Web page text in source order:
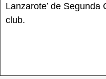
Lanzarote’ de
club.